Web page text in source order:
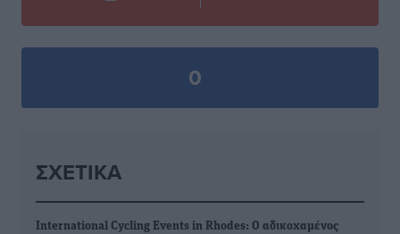
0
ΣΧΕΤΙΚΆ
International Cycling Events in Rhodes: Ο αδικοχαμένος